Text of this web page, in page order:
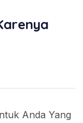
Anda Yang